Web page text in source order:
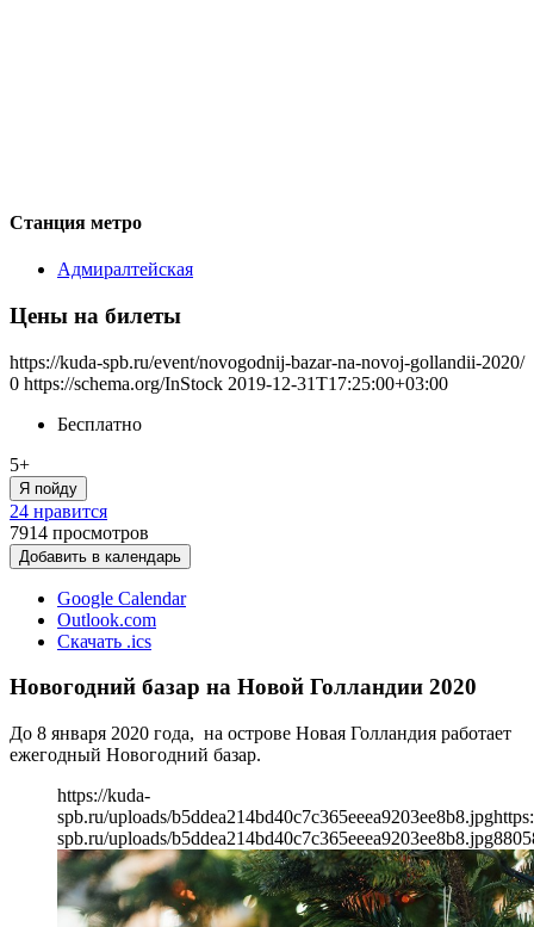
Станция метро
Адмиралтейская
Цены на билеты
https://kuda-spb.ru/event/novogodnij-bazar-na-novoj-gollandii-2020/
0 https://schema.org/InStock 2019-12-31T17:25:00+03:00
Бесплатно
5+
Я пойду
24 нравится
7914 просмотров
Добавить в календарь
Google Calendar
Outlook.com
Скачать .ics
Новогодний базар на Новой Голландии 2020
До 8 января 2020 года, на острове Новая Голландия работает
ежегодный Новогодний базар.
https://kuda-
spb.ru/uploads/b5ddea214bd40c7c365eeea9203ee8b8.jpg
spb.ru/uploads/b5ddea214bd40c7c365eeea9203ee8b8.jpg880